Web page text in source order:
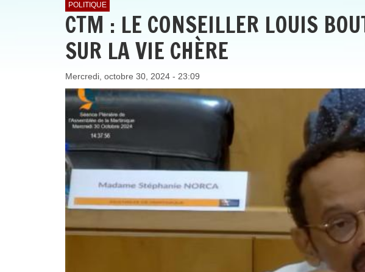
POLITIQUE
CTM : LE CONSEILLER LOUIS
SUR LA VIE CHÈRE
Mercredi, octobre 30, 2024 - 23:09